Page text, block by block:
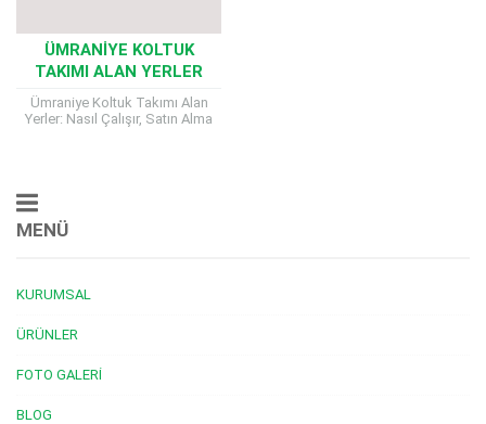
ÜMRANIYE KOLTUK
TAKIMI ALAN YERLER
Ümraniye Koltuk Takımı Alan
Yerler: Nasıl Çalışır, Satın Alma
MENÜ
KURUMSAL
ÜRÜNLER
FOTO GALERI
BLOG